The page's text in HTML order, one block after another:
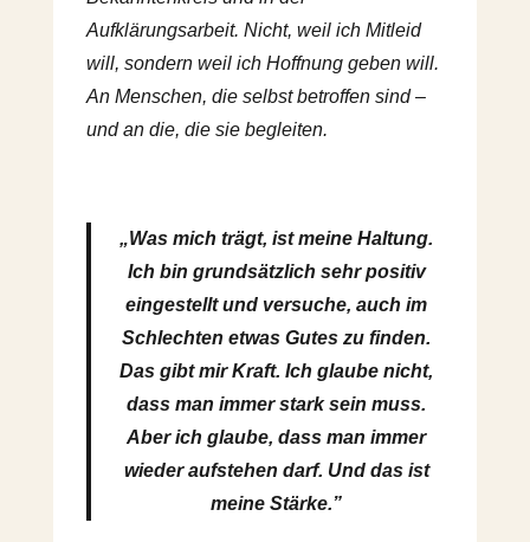
Aufklärungsarbeit. Nicht, weil ich Mitleid
will, sondern weil ich Hoffnung geben will.
An Menschen, die selbst betroffen sind –
und an die, die sie begleiten.
„Was mich trägt, ist meine Haltung.
Ich bin grundsätzlich sehr positiv
eingestellt und versuche, auch im
Schlechten etwas Gutes zu finden.
Das gibt mir Kraft. Ich glaube nicht,
dass man immer stark sein muss.
Aber ich glaube, dass man immer
wieder aufstehen darf. Und das ist
meine Stärke.”